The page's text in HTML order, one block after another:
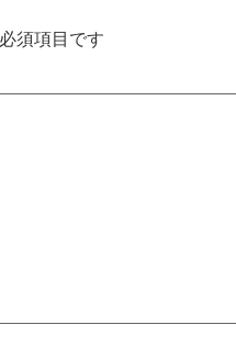
須項目です